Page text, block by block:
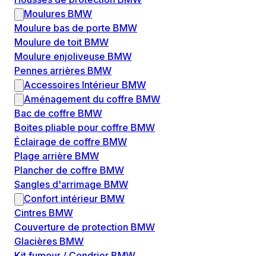
Moulures BMW
Moulure bas de porte BMW
Moulure de toit BMW
Moulure enjoliveuse BMW
Pennes arrières BMW
Accessoires Intérieur BMW
Aménagement du coffre BMW
Bac de coffre BMW
Boites pliable pour coffre BMW
Éclairage de coffre BMW
Plage arrière BMW
Plancher de coffre BMW
Sangles d'arrimage BMW
Confort intérieur BMW
Cintres BMW
Couverture de protection BMW
Glacières BMW